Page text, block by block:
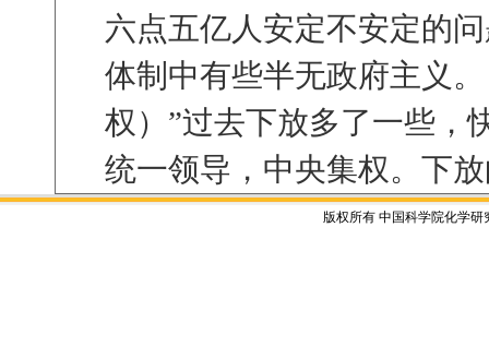
六点五亿人安定不安定的
体制中有些半无政府主义
权）”过去下放多了一些，
统一领导，中央集权。下
版权所有 中国科学院化学研